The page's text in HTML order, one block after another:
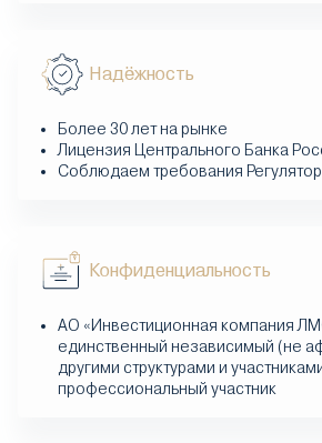
Надёжность
Более 30 лет на рынке
Лицензия Центрального Банка
Соблюдаем требования
Конфиденциальность
АО «Инвестиционная компания
единственный независимый (не
другими структурами и
профессиональный участник